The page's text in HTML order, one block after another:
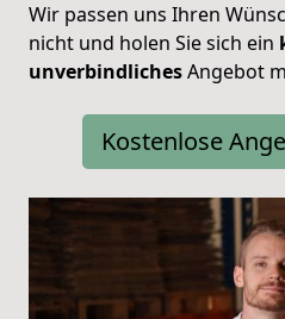
Wir passen uns Ihren
nicht und holen Sie sich ein
unverbindlichesAngebot
Kostenlose